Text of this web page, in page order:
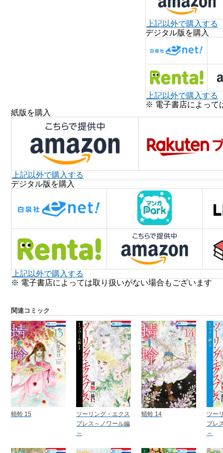
上記以外で購入する
デジタル版を購入
上記以外で購入する
※ 電子書店によって
紙版を購入
上記以外で購入する
デジタル版を購入
上記以外で購入する
※ 電子書店によっては取り扱いがない場合もございます
関連コミック
蜻蛉 15
ツーリング・エクス
プレス～ノワール編
～
蜻蛉 14
ツー
プレ
～